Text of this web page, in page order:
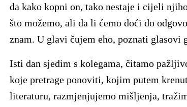
da kako kopni on, tako nestaje i cijeli
što možemo, ali da li ćemo doći do
znam. U glavi čujem eho, poznati
Isti dan sjedim s kolegama, čitamo
koje pretrage ponoviti, kojim putem
literaturu, razmjenjujemo mišljenja,